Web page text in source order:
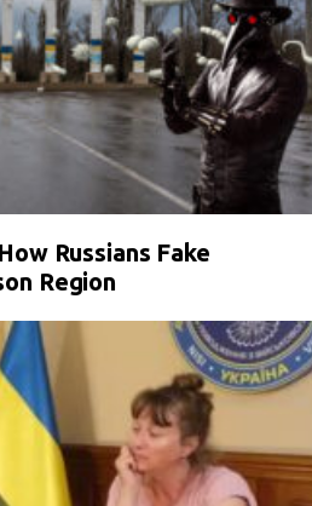
Russians Fake
Region